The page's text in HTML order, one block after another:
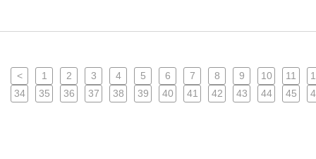
< 1 2 3 4 5 6 7 8 9 10 11
34
35 36 37 38 39 40 41 42 43 44 45